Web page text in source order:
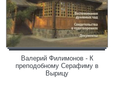
Валерий Филимонов - К
преподобному Серафиму в
Вырицу